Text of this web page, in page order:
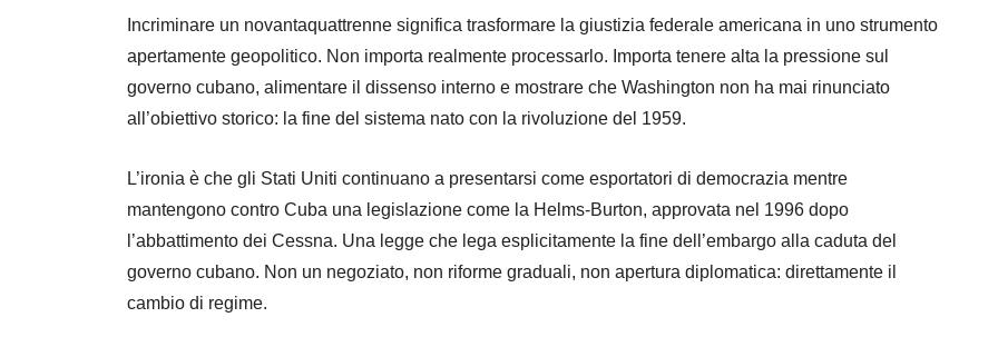
Incriminare un novantaquattrenne significa trasformare la giustizia federale americana in uno strumento
apertamente geopolitico. Non importa realmente processarlo. Importa tenere alta la pressione sul
governo cubano, alimentare il dissenso interno e mostrare che Washington non ha mai rinunciato
all’obiettivo storico: la fine del sistema nato con la rivoluzione del 1959.
L’ironia è che gli Stati Uniti continuano a presentarsi come esportatori di democrazia mentre
mantengono contro Cuba una legislazione come la Helms-Burton, approvata nel 1996 dopo
l’abbattimento dei Cessna. Una legge che lega esplicitamente la fine dell’embargo alla caduta del
governo cubano. Non un negoziato, non riforme graduali, non apertura diplomatica: direttamente il
cambio di regime.